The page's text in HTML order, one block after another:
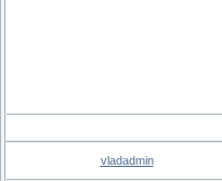
vladadmin